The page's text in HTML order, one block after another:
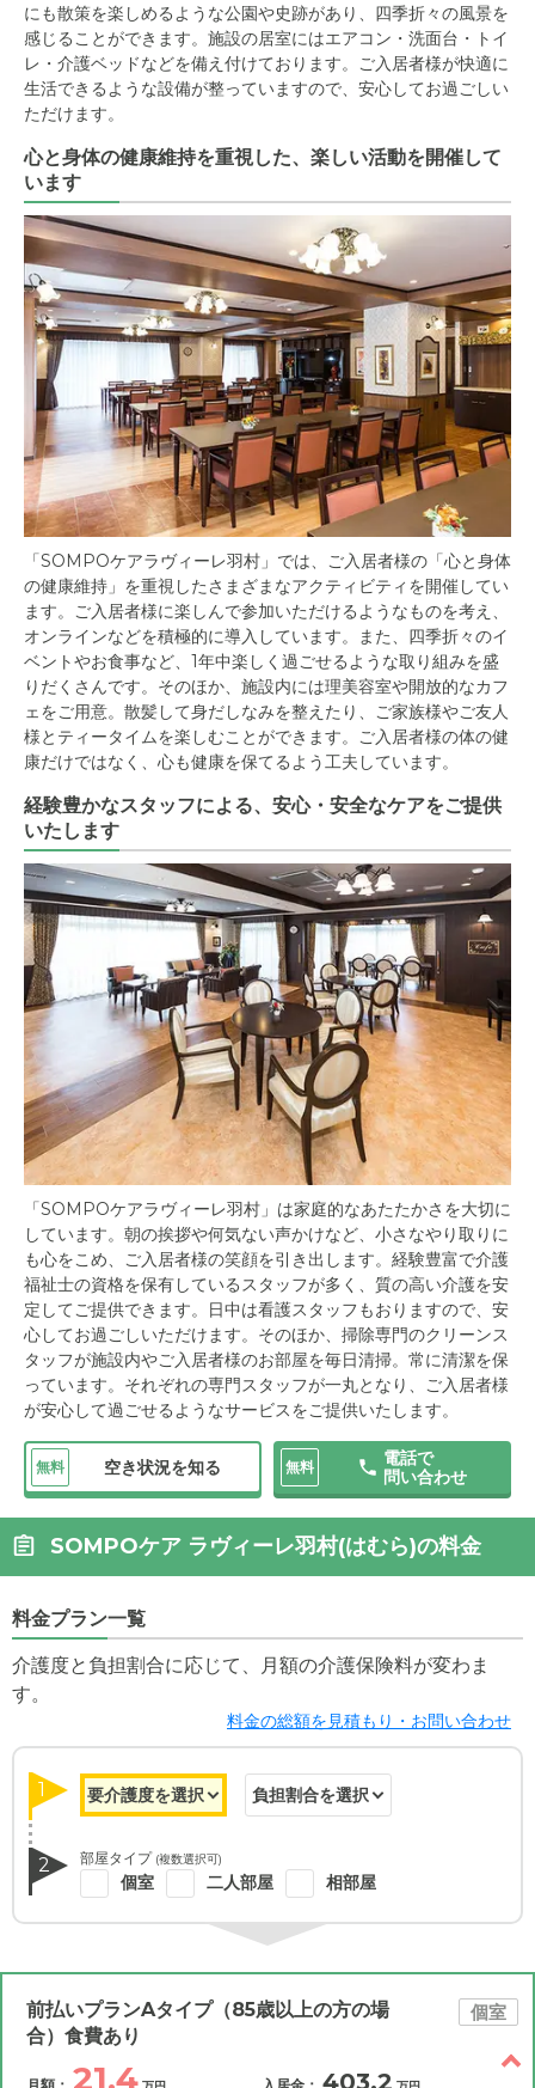
にも散策を楽しめるような公園や史跡があり、四季折々の風景を
感じることができます。施設の居室にはエアコン・洗面台・トイ
レ・介護ベッドなどを備え付けております。ご入居者様が快適に
生活できるような設備が整っていますので、安心してお過ごしい
ただけます。
心と身体の健康維持を重視した、楽しい活動を開催して
います
「SOMPOケアラヴィーレ羽村」では、ご入居者様の「心と身体
の健康維持」を重視したさまざまなアクティビティを開催してい
ます。ご入居者様に楽しんで参加いただけるようなものを考え、
オンラインなどを積極的に導入しています。また、四季折々のイ
ベントやお食事など、1年中楽しく過ごせるような取り組みを盛
りだくさんです。そのほか、施設内には理美容室や開放的なカフ
ェをご用意。散髪して身だしなみを整えたり、ご家族様やご友人
様とティータイムを楽しむことができます。ご入居者様の体の健
康だけではなく、心も健康を保てるよう工夫しています。
経験豊かなスタッフによる、安心・安全なケアをご提供
いたします
「SOMPOケアラヴィーレ羽村」は家庭的なあたたかさを大切に
しています。朝の挨拶や何気ない声かけなど、小さなやり取りに
も心をこめ、ご入居者様の笑顔を引き出します。経験豊富で介護
福祉士の資格を保有しているスタッフが多く、質の高い介護を安
定してご提供できます。日中は看護スタッフもおりますので、安
心してお過ごしいただけます。そのほか、掃除専門のクリーンス
タッフが施設内やご入居者様のお部屋を毎日清掃。常に清潔を保
っています。それぞれの専門スタッフが一丸となり、ご入居者様
が安心して過ごせるようなサービスをご提供いたします。
無料 空き状況を知る 無料
電話で
問い合わせ
SOMPOケア ラヴィーレ羽村(はむら)の料金
料金プラン一覧
介護度と負担割合に応じて、月額の介護保険料が変わま
す。
料金の総額を見積もり・お問い合わせ
1
2 部屋タイプ (複数選択可)
個室 二人部屋 相部屋
前払いプランAタイプ（85歳以上の方の場
合）食費あり
個室
21.4 403.2